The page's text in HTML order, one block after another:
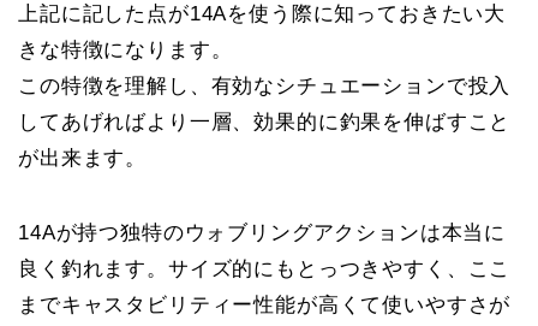
上記に記した点が14Aを使う際に知っておきたい大
きな特徴になります。
この特徴を理解し、有効なシチュエーションで投入
してあげればより一層、効果的に釣果を伸ばすこと
が出来ます。
14Aが持つ独特のウォブリングアクションは本当に
良く釣れます。サイズ的にもとっつきやすく、ここ
までキャスタビリティー性能が高くて使いやすさが